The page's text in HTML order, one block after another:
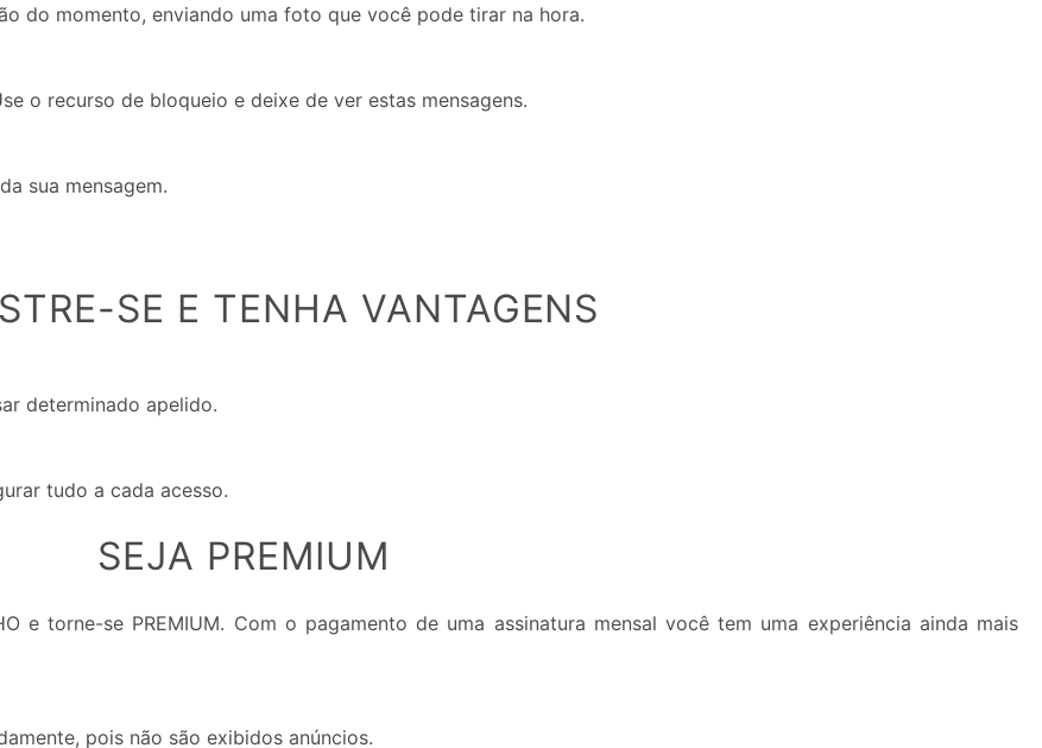
do momento, enviando uma foto que você pode tirar na hora.
o recurso de bloqueio e deixe de ver estas mensagens.
sua mensagem.
SE E TENHA VANTAGENS
determinado apelido.
tudo a cada acesso.
SEJA PREMIUM
e torne-se PREMIUM. Com o pagamento de uma assinatura mensal você tem uma experiência ainda mais
pois não são exibidos anúncios.